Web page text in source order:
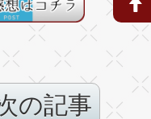
の記事